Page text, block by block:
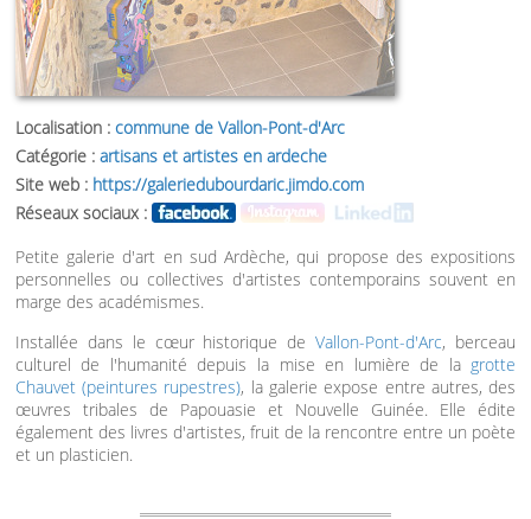
Localisation : commune de Vallon-Pont-d'Arc
Catégorie : artisans et artistes en ardeche
Site web : https://galeriedubourdaric.jimdo.com
Réseaux sociaux :
Petite galerie d'art en sud Ardèche, qui propose des expositions
personnelles ou collectives d'artistes contemporains souvent en
marge des académismes.
Installée dans le cœur historique deVallon-Pont-d'Arc, berceau
culturel de l'humanité depuis la mise en lumière de la grotte
Chauvet (peintures rupestres), la galerie expose entre autres, des
œuvres tribales de Papouasie et Nouvelle Guinée. Elle édite
également des livres d'artistes, fruit de la rencontre entre un poète
et un plasticien.